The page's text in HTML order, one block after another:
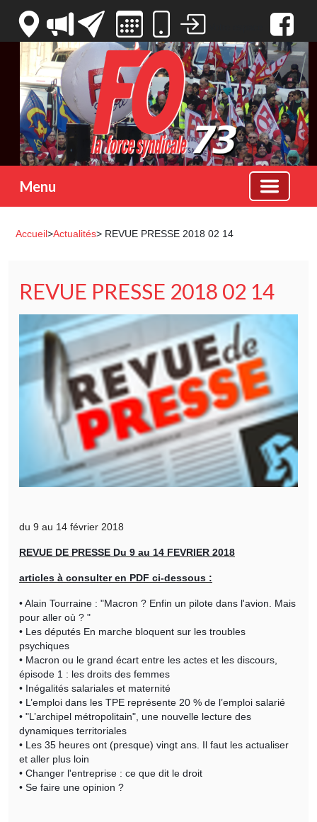
Menu
Accueil>Actualités> REVUE PRESSE 2018 02 14
REVUE PRESSE 2018 02 14
du 9 au 14 février 2018
REVUE DE PRESSE Du 9 au 14 FEVRIER 2018
articles à consulter en PDF ci-dessous :
• Alain Tourraine : "Macron ? Enfin un pilote dans l'avion. Mais
pour aller où ? "
• Les députés En marche bloquent sur les troubles
psychiques
• Macron ou le grand écart entre les actes et les discours,
épisode 1 : les droits des femmes
• Inégalités salariales et maternité
• L’emploi dans les TPE représente 20 % de l’emploi salarié
• "L’archipel métropolitain", une nouvelle lecture des
dynamiques territoriales
• Les 35 heures ont (presque) vingt ans. Il faut les actualiser
et aller plus loin
• Changer l'entreprise : ce que dit le droit
• Se faire une opinion ?